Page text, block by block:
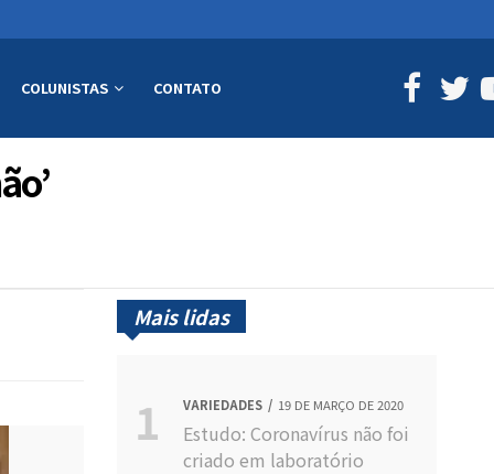
COLUNISTAS CONTATO
Mais lidas
VARIEDADES 19 DE MARÇO DE 2020
Estudo: Coronavírus não foi
criado em laboratório